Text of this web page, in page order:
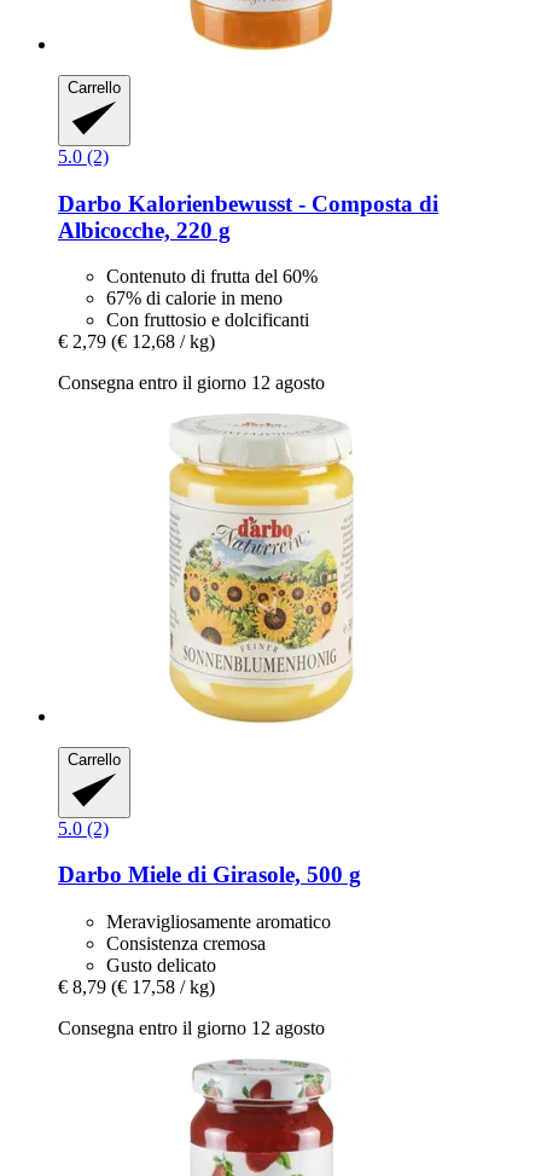
Carrello
5.0 (2)
Darbo Kalorienbewusst -​ Composta di
Albicocche, 220 g
Contenuto di frutta del 60%
67% di calorie in meno
Con fruttosio e dolcificanti
€ 2,79 (€ 12,68 / kg)
Consegna entro il giorno 12 agosto
Carrello
5.0 (2)
Darbo Miele di Girasole, 500 g
Meravigliosamente aromatico
Consistenza cremosa
Gusto delicato
€ 8,79 (€ 17,58 / kg)
Consegna entro il giorno 12 agosto